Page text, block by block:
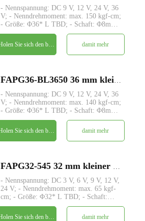
- Nennspannung: DC 9 V, 12 V, 24 V, 36
V; - Nenndrehmoment: max. 150 kgf-cm;
- Größe: Φ36* L TBD; - Schaft: Φ8mm
D-Schnitt 1mm; - Steuerung: Eingebauter
Treiber / W-Hallsensor; - MOQ: 500 Stk
damit mehr
- Nennspannung: DC 9 V, 12 V, 24 V, 36
V; - Nenndrehmoment: max. 140 kgf-cm;
- Größe: Φ36* L TBD; - Schaft: Φ8mm
D-Schnitt 1mm; - Steuerung: Eingebaute
Treiberplatine mit Hallsensoren; - MOQ:
500 Stk
damit mehr
- Nennspannung: DC 3 V, 6 V, 9 V, 12 V,
24 V; - Nenndrehmoment: max. 65 kgf-
cm; - Größe: Φ32* L TBD; - Schaft:
Φ6mm D-Schnitt 1mm; - Encoder:
Magnetischer Encoder; - MOQ: 500 Stk
damit mehr